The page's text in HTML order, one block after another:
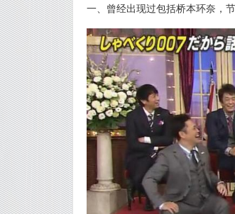
一、曾经出现过包括桥本环奈，